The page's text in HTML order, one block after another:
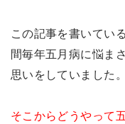
この記事を書いてい
間毎年五月病に悩ま
思いをしていました。
そこからどうやって